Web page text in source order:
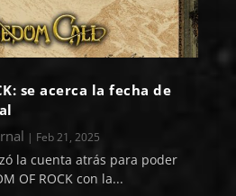
se acerca la fecha de
| Feb 21, 2025
la cuenta atrás para poder
OF ROCK con la...